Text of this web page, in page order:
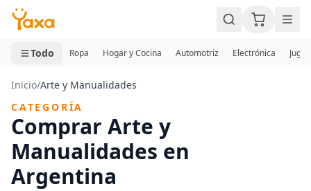
MINI CARRITO
0 productos
Todo Ropa Hogar y Cocina Automotriz Electrónica
Inicio/Arte y Manualidades
CATEGORÍA
Comprar Arte y
Manualidades en
Argentina